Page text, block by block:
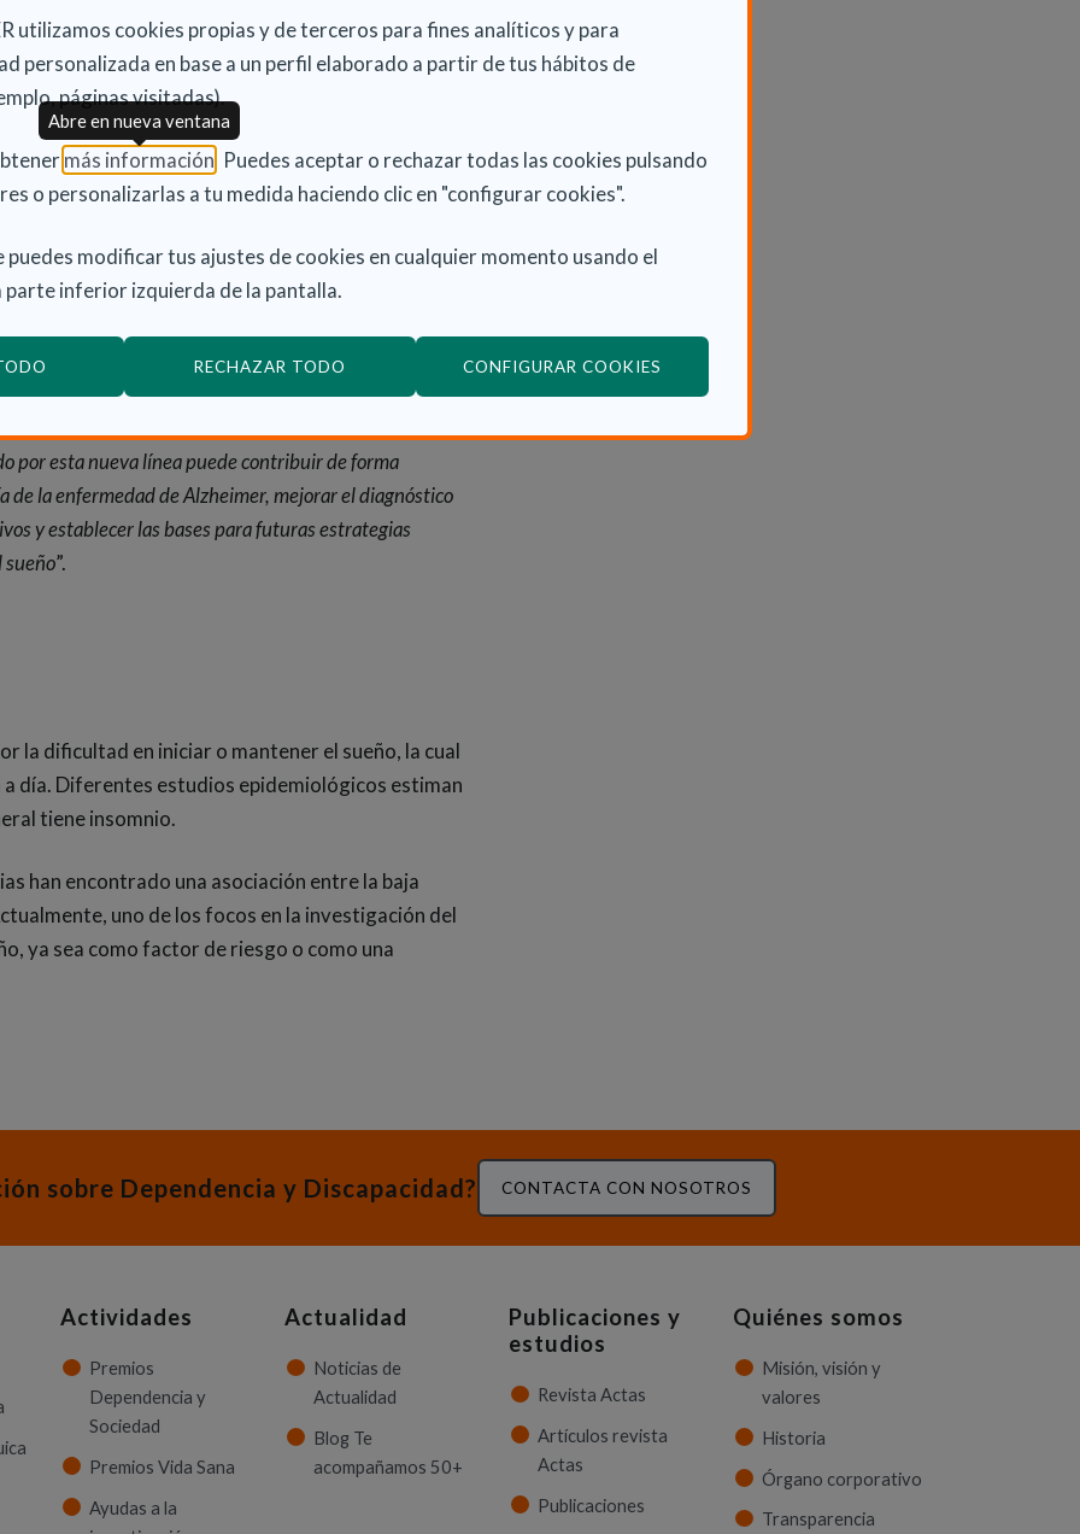
utilizamos cookies propias y de terceros para fines analíticos y para
personalizada en base a un perfil elaborado a partir de tus hábitos de
páginas visitadas).
más información (Abre en nueva ventana)
. Puedes aceptar o rechazar todas las cookies pulsando
o personalizarlas a tu medida haciendo clic en "configurar cookies".
puedes modificar tus ajustes de cookies en cualquier momento usando el
parte inferior izquierda de la pantalla.
RECHAZAR TODO CONFIGURAR COOKIES
Abre en nueva ventana
el desarrollo de una nueva línea de investigación
la calidad del sueño en la cohorte Alfa a partir
de la enfermedad de Alzheimer. El
a través de qué mecanismos la calidad del
el deterioro cognitivo asociado a alzhéimer y cuál
científico del Programa de Prevención del
por esta nueva línea puede contribuir de forma
la enfermedad de Alzheimer, mejorar el diagnóstico
y establecer las bases para futuras estrategias
sueño”.
la dificultad en iniciar o mantener el sueño, la cual
día. Diferentes estudios epidemiológicos estiman
tiene insomnio.
han encontrado una asociación entre la baja
uno de los focos en la investigación del
ya sea como factor de riesgo o como una
sobre Dependencia y Discapacidad? CONTACTA CON NOSOTROS
Actividades
Premios
Dependencia y
Sociedad
Premios Vida Sana
Ayudas a la
Actualidad
Noticias de
Actualidad
Blog Te
acompañamos 50+
Publicaciones y
estudios
Revista Actas
Artículos revista
Actas
Publicaciones
Quiénes somos
Misión, visión y
valores
Historia
Órgano corporativo
Transparencia